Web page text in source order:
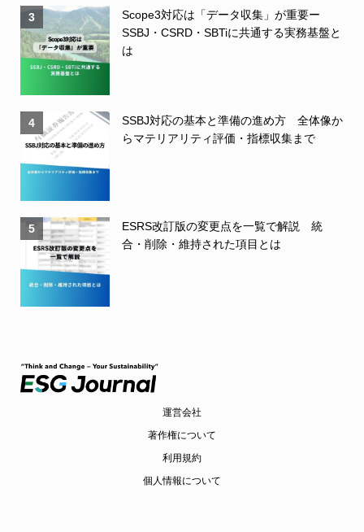
3
Scope3対応は「データ収集」が重要ー
SSBJ・CSRD・SBTiに共通する実務基盤と
は
4
SSBJ対応の基本と準備の進め方 全体像か
らマテリアリティ評価・指標収集まで
5
ESRS改訂版の変更点を一覧で解説 統
合・削除・維持された項目とは
運営会社
著作権について
利用規約
個人情報について